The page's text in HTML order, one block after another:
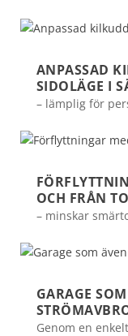
ANPASSAD
SIDOLÄGE I
– lämplig för
OCH FRÅN
– minskar
GARAGE
Genom en